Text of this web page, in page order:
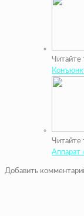
Читайте
Читайте
Аппарат
Добавить